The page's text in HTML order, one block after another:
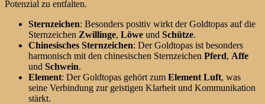
Potenzial zu entfalten.
Sternzeichen: Besonders positiv wirkt der Goldtopas auf die
Sternzeichen Zwillinge, Löwe und Schütze.
Chinesisches Sternzeichen: Der Goldtopas ist besonders
harmonisch mit den chinesischen Sternzeichen Pferd, Affe
und Schwein.
Element: Der Goldtopas gehört zum Element Luft, was
seine Verbindung zur geistigen Klarheit und Kommunikation
stärkt.